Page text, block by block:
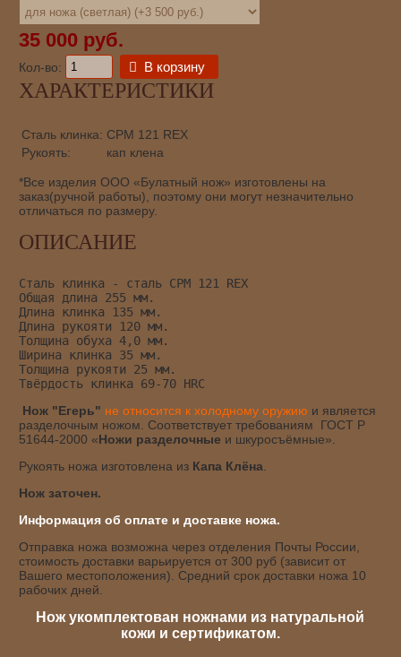
35 000 руб.
Кол-во: В корзину
ХАРАКТЕРИСТИКИ
Сталь клинка: CPM 121 REX
Рукоять:
кап клена
*Все изделия ООО «Булатный нож» изготовлены на
заказ(ручной работы), поэтому они могут незначительно
отличаться по размеру.
ОПИСАНИЕ
Сталь клинка - сталь CPM 121 REX
Общая длина 255 мм.
Длина клинка 135 мм.
Длина рукояти 120 мм.
Толщина обуха 4,0 мм.
Ширина клинка 35 мм.
Толщина рукояти 25 мм.
Твёрдость клинка 69-70 HRC
Нож "Егерь" не относится к холодному оружию и является
разделочным ножом. Соответствует требованиям ГОСТ Р
51644-2000 «Ножи разделочные и шкуросъёмные».
Рукоять ножа изготовлена из Капа Клёна
Нож заточен.
Информация об оплате и доставке ножа.
Отправка ножа возможна через отделения Почты России,
стоимость доставки варьируется от 300 руб (зависит от
Вашего местоположения). Средний срок доставки ножа 10
рабочих дней.
Нож укомплектован ножнами из натуральной
кожи и сертификатом.